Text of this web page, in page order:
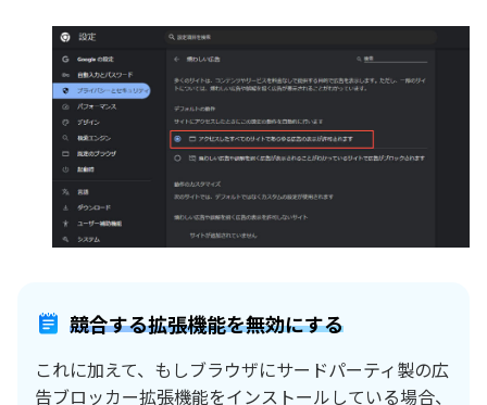
競合する拡張機能を無効にする
これに加えて、もしブラウザにサードパーティ製の広
告ブロッカー拡張機能をインストールしている場合、